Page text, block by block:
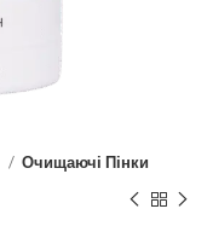
Очищаючі Пінки